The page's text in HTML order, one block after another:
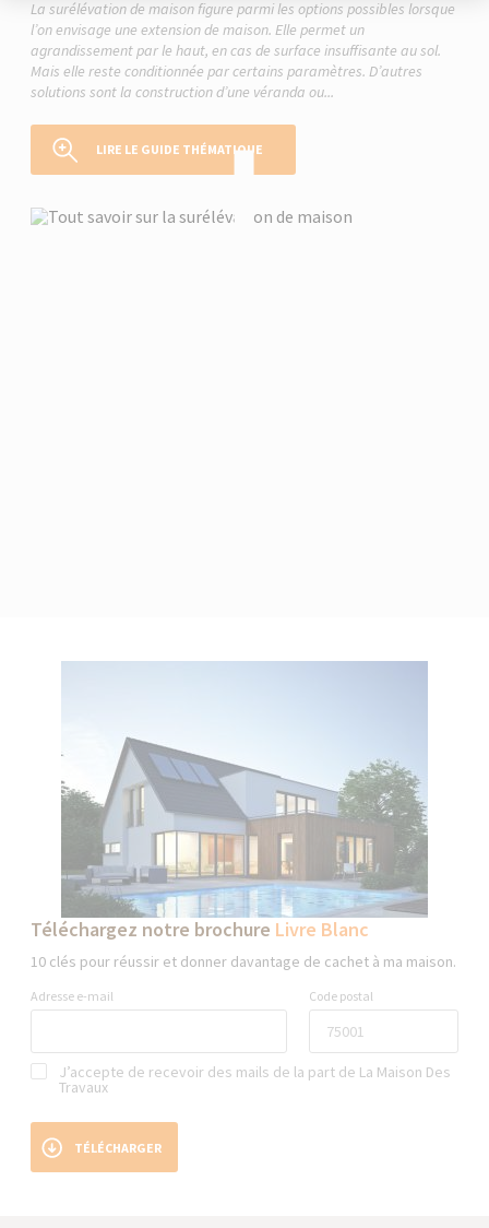
La surélévation de maison figure parmi les options possibles lorsque
l’on envisage une extension de maison. Elle permet un
agrandissement par le haut, en cas de surface insuffisante au sol.
Mais elle reste conditionnée par certains paramètres. D’autres
solutions sont la construction d’une véranda ou...
LIRE LE GUIDE THÉMATIQUE
Téléchargez notre brochure Livre Blanc
10 clés pour réussir et donner davantage de cachet à ma maison.
Adresse e-mail Code postal
J’accepte de recevoir des mails de la part de La Maison Des
Travaux
TÉLÉCHARGER